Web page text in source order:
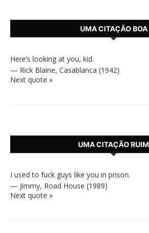
UMA CITAÇÃO BOA
Here’s looking at you, kid.
— Rick Blaine, Casablanca (1942)
Next quote »
UMA CITAÇÃO RUIM
I used to fuck guys like you in prison.
— Jimmy, Road House (1989)
Next quote »